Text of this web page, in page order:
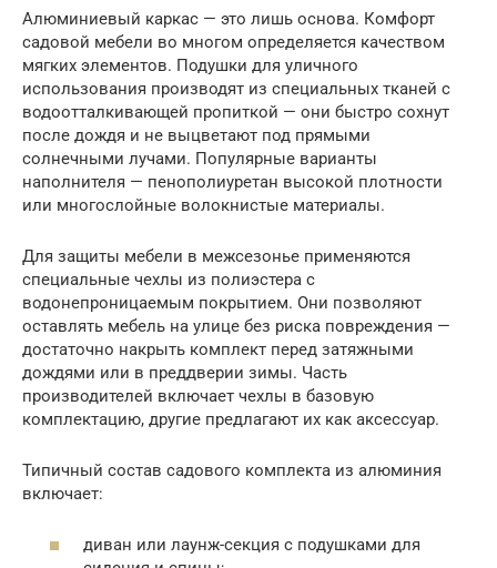
Алюминиевый каркас — это лишь основа. Комфорт
садовой мебели во многом определяется качеством
мягких элементов. Подушки для уличного
использования производят из специальных тканей с
водоотталкивающей пропиткой — они быстро сохнут
после дождя и не выцветают под прямыми
солнечными лучами. Популярные варианты
наполнителя — пенополиуретан высокой плотности
или многослойные волокнистые материалы.
Для защиты мебели в межсезонье применяются
специальные чехлы из полиэстера с
водонепроницаемым покрытием. Они позволяют
оставлять мебель на улице без риска повреждения —
достаточно накрыть комплект перед затяжными
дождями или в преддверии зимы. Часть
производителей включает чехлы в базовую
комплектацию, другие предлагают их как аксессуар.
Типичный состав садового комплекта из алюминия
включает:
диван или лаунж-секция с подушками для